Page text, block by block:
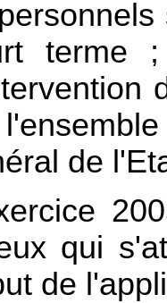
terme
de
qui
de